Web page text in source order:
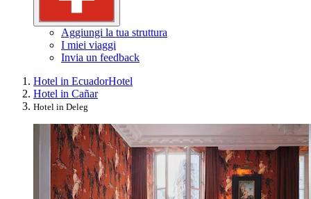
Aggiungi la tua struttura
I miei viaggi
Invia un feedback
Hotel in EcuadorHotel
Hotel in Cañar
Hotel in Deleg